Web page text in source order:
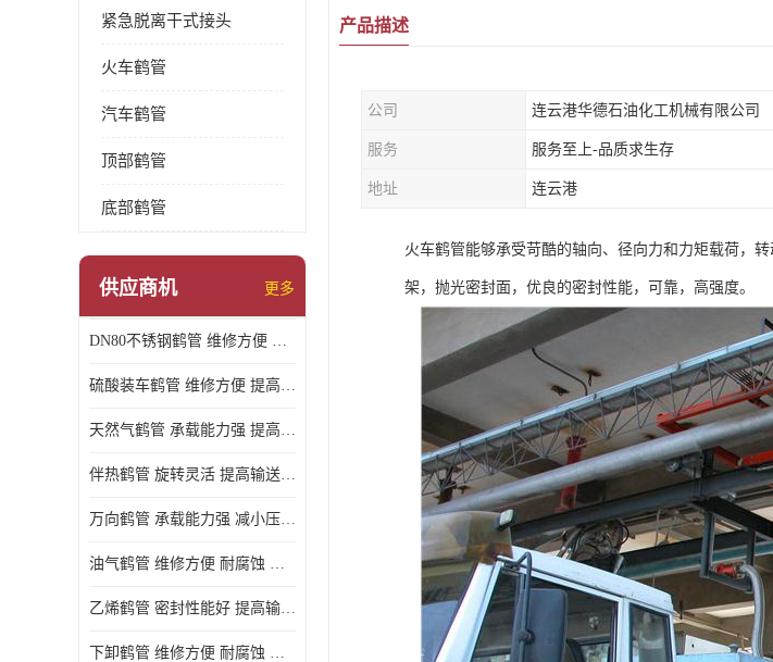
紧急脱离干式接头
火车鹤管
汽车鹤管
顶部鹤管
底部鹤管
供应商机 更多
DN80不锈钢鹤管 维修方便 提高输送效率
硫酸装车鹤管 维修方便 提高输送效率
天然气鹤管 承载能力强 提高输送效率
伴热鹤管 旋转灵活 提高输送效率
万向鹤管 承载能力强 减小压力损失
油气鹤管 维修方便 耐腐蚀 耐高温
乙烯鹤管 密封性能好 提高输送效率
下卸鹤管 维修方便 耐腐蚀 耐高温
产品描述
公司 连云港华德石油化工机械有限公司
服务 服务至上-品质求生存
地址 连云港
火车鹤管能够承受苛酷的轴向、径向力和力矩载荷，
架，抛光密封面，优良的密封性能，可靠，高强度。